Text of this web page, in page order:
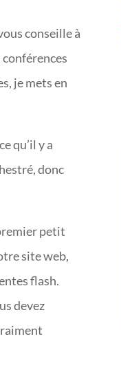
conseille à
je mets en
qu’il y a
donc
petit
site web,
flash.
devez